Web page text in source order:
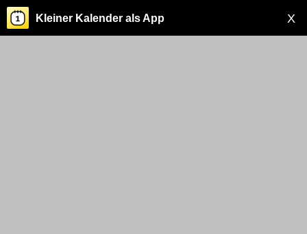
X
Kleiner Kalender als App